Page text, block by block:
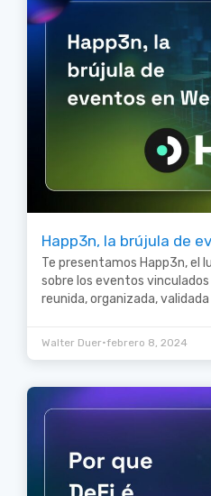
Happ3n, la brújula de
Te presentamos Happ3n, el
sobre los eventos
reunida, organizada,
Walter Duer•febrero 8, 2024